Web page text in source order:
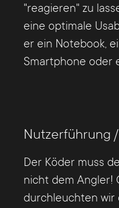
"reagieren" zu
eine optimale
er ein Notebook,
Smartphone oder
Nutzerführung
Der Köder muss
nicht dem Angler!
durchleuchten wir